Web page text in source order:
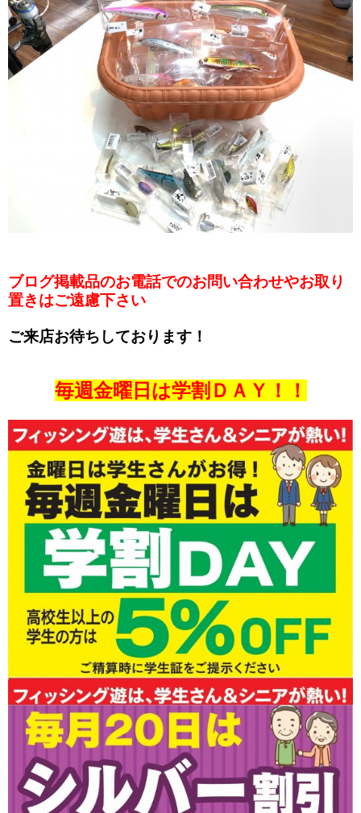
ブログ掲載品のお電話でのお問い合わせやお取り
置きはご遠慮下さい
ご来店お待ちしております！
毎週金曜日は学割ＤＡＹ！！